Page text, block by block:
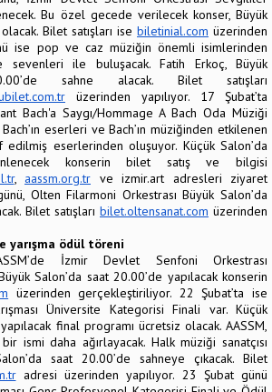
Bu özel gecede verilecek konser, Büyük
Bilet satışları ise biletinial.com üzerinden
ise pop ve caz müziğin önemli isimlerinden
sevenleri ile buluşacak. Fatih Erkoç, Büyük
sahne alacak. Bilet satışları
üzerinden yapılıyor. 17 Şubat’ta
Bach'a Saygı/Hommage A Bach Oda Müziği
eserleri ve Bach’ın müziğinden etkilenen
edilmiş eserlerinden oluşuyor. Küçük Salon’da
konserin bilet satış ve bilgisi
, aassm.org.tr ve izmir.art adresleri ziyaret
Olten Filarmoni Orkestrası Büyük Salon’da
Bilet satışları bilet.oltensanat.com üzerinden
yarışma ödül töreni
İzmir Devlet Senfoni Orkestrası
Salon’da saat 20.00’de yapılacak konserin
üzerinden gerçekleştiriliyor. 22 Şubat’ta ise
Üniversite Kategorisi Finali var. Küçük
final programı ücretsiz olacak. AASSM,
ismi daha ağırlayacak. Halk müziği sanatçısı
saat 20.00’de sahneye çıkacak. Bilet
adresi üzerinden yapılıyor. 23 Şubat günü